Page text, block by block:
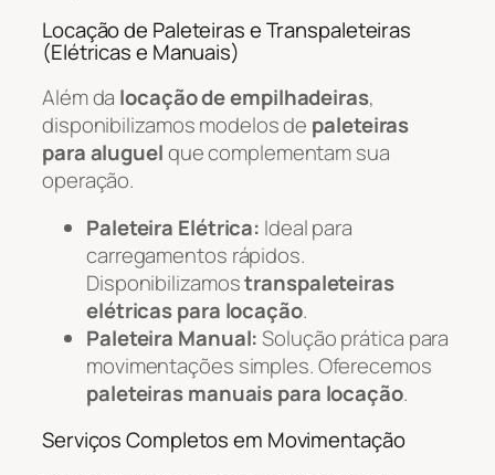
Locação de Paleteiras e Transpaleteiras
(Elétricas e Manuais)
Além da locação de empilhadeiras,
disponibilizamos modelos de paleteiras
para aluguelque complementam sua
operação.
Paleteira Elétrica: Ideal para
carregamentos rápidos.
Disponibilizamostranspaleteiras
elétricas para locação.
Paleteira Manual:Solução prática para
movimentações simples. Oferecemos
paleteiras manuais para locação.
Serviços Completos em Movimentação